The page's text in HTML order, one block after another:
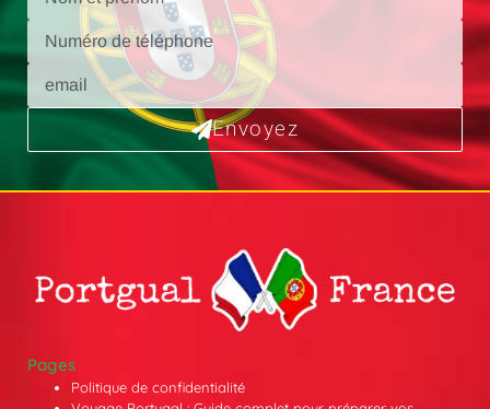
Envoyez
Pages
Politique de confidentialité